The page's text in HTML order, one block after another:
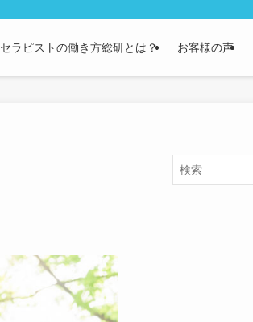
セラピストの働き方総研とは？ お客様の声